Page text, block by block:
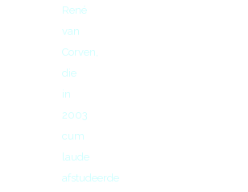
René
van
Corven,
die
in
2003
cum
laude
afstudeerde